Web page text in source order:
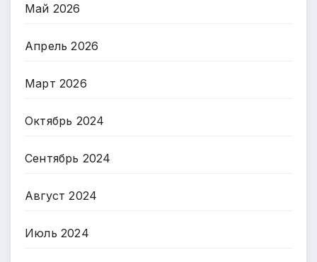
Май 2026
Апрель 2026
Март 2026
Октябрь 2024
Сентябрь 2024
Август 2024
Июль 2024